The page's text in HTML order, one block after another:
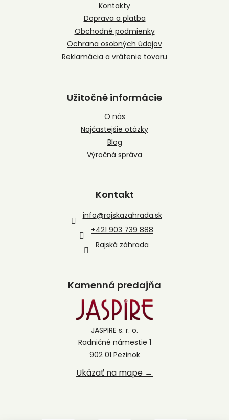
Kontakty
Doprava a platba
Obchodné podmienky
Ochrana osobných údajov
Reklamácia a vrátenie tovaru
Užitočné informácie
O nás
Najčastejšie otázky
Blog
Výročná správa
Kontakt
info@rajskazahrada.sk
+421 903 739 888
Rajská záhrada
Kamenná predajňa
JASPIRE s. r. o.
Radničné námestie 1
902 01 Pezinok
Ukázať na mape →